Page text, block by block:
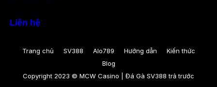
Liên hệ
Trang chủ SV388 Alo789 Hướng dẫn
Kiến thức
Blog
Copyright 2023 © MCW Casino | Đá Gà SV388 trả trước